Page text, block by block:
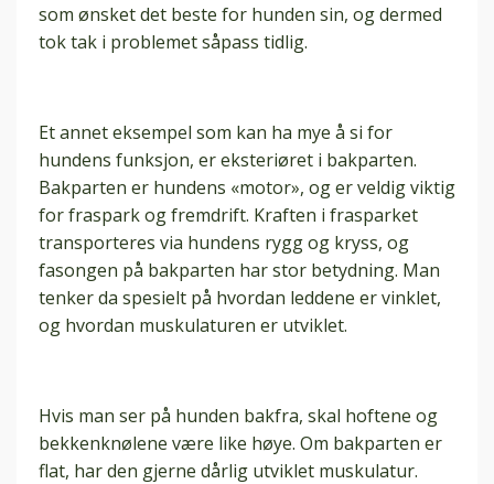
som ønsket det beste for hunden sin, og dermed
tok tak i problemet såpass tidlig.
Et annet eksempel som kan ha mye å si for
hundens funksjon, er eksteriøret i bakparten.
Bakparten er hundens «motor», og er veldig viktig
for fraspark og fremdrift. Kraften i frasparket
transporteres via hundens rygg og kryss, og
fasongen på bakparten har stor betydning. Man
tenker da spesielt på hvordan leddene er vinklet,
og hvordan muskulaturen er utviklet.
Hvis man ser på hunden bakfra, skal hoftene og
bekkenknølene være like høye. Om bakparten er
flat, har den gjerne dårlig utviklet muskulatur.